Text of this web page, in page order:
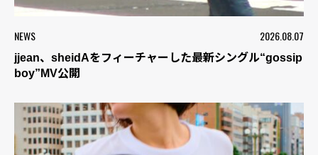
NEWS 2026.08.07
jjean、sheidAをフィーチャーした最新シングル“gossip
boy”MV公開